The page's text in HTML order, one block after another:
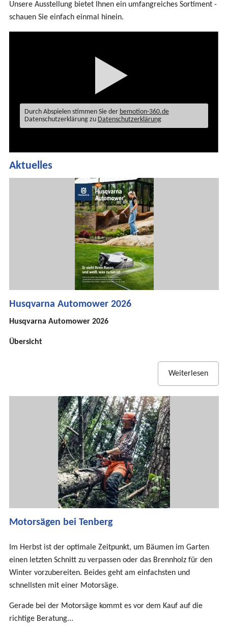
Unsere Ausstellung bietet Ihnen ein umfangreiches Sortiment -
schauen Sie einfach einmal hinein.
Durch Abspielen stimmen Sie der bemotion-360.de
Datenschutzerklärung zu Datenschutzerklärung
Aktuelles
Husqvarna Automower 2026
Husqvarna Automower 2026
Übersicht
Weiterlesen
Motorsägen bei Tenberg
Im Herbst ist der optimale Zeitpunkt, um Bäumen im Garten
einen letzten Schnitt zu verpassen oder das Brennholz für den
Winter vorzubereiten. Beides geht am einfachsten und
schnellsten mit einer Motorsäge.
Gerade bei der Motorsäge kommt es vor dem Kauf auf die
richtige Beratung...